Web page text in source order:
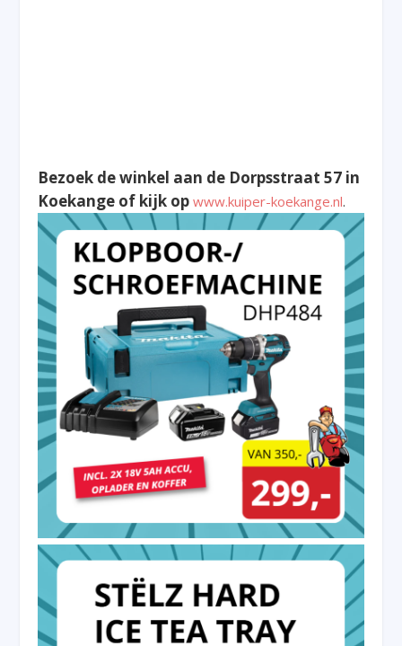
Bezoek de winkel aan de Dorpsstraat 57 in
Koekange of kijk op www.kuiper-koekange.nl.